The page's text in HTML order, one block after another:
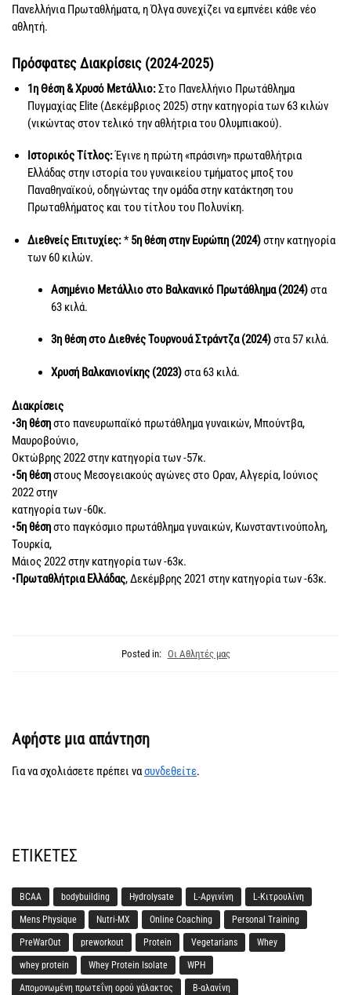
Πανελλήνια Πρωταθλήματα, η Όλγα συνεχίζει να εμπνέει κάθε νέο
αθλητή.
Πρόσφατες Διακρίσεις (2024-2025)
1η Θέση & Χρυσό Μετάλλιο:Στο Πανελλήνιο Πρωτάθλημα
Πυγμαχίας Elite (Δεκέμβριος 2025) στην κατηγορία των 63 κιλών
(νικώντας στον τελικό την αθλήτρια του Ολυμπιακού).
Ιστορικός Τίτλος:Έγινε η πρώτη «πράσινη» πρωταθλήτρια
Ελλάδας στην ιστορία του γυναικείου τμήματος μποξ του
Παναθηναϊκού, οδηγώντας την ομάδα στην κατάκτηση του
Πρωταθλήματος και του τίτλου του Πολυνίκη.
Διεθνείς Επιτυχίες:*5η θέση στην Ευρώπη (2024)στην κατηγορία
των 60 κιλών.
Ασημένιο Μετάλλιο στο Βαλκανικό Πρωτάθλημα (2024)στα
63 κιλά.
3η θέση στο Διεθνές Τουρνουά Στράντζα (2024)στα 57 κιλά.
Χρυσή Βαλκανιονίκης (2023)στα 63 κιλά.
Διακρίσεις
•3η θέσηστο πανευρωπαϊκό πρωτάθλημα γυναικών, Μπούντβα,
Μαυροβούνιο,
Οκτώβρης 2022 στην κατηγορία των -57κ.
•5η θέσηστους Μεσογειακούς αγώνες στο Οραν, Αλγερία, Ιούνιος
2022 στην
κατηγορία των -60κ.
•5η θέσηστο παγκόσμιο πρωτάθλημα γυναικών, Κωνσταντινούπολη,
Τουρκία,
Μάιος 2022 στην κατηγορία των -63κ.
•Πρωταθλήτρια Ελλάδας, Δεκέμβρης 2021 στην κατηγορία των -63κ.
Posted in: Οι Αθλητές μας
Αφήστε μια απάντηση
Για να σχολιάσετε πρέπει νασυνδεθείτε.
ΕΤΙΚΈΤΕΣ
BCAA bodybuilding Hydrolysate L-Αργινίνη L-Κιτρουλίνη
Mens Physique Nutri-MX Online Coaching Personal Training
PreWarOut preworkout Protein Vegetarians Whey
whey protein Whey Protein Isolate WPH
Απομονωμένη πρωτεΐνη ορού γάλακτος Β-αλανίνη